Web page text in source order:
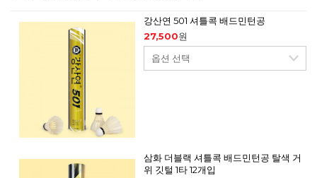
강산연 501 셔틀콕 배드민턴공
27,500원
삼화 더블랙 셔틀콕 배드민턴공 탈색 거
위 깃털 1타 12개입